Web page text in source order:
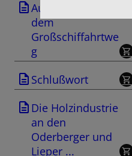
Ausflüge nach
dem
Großschiffahrtwe
g
Schlußwort
Die Holzindustrie
an den
Oderberger und
Lieper ...